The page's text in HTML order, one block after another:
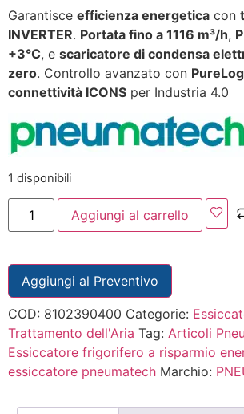
Garantisce efficienza energetica con
INVERTER. Portata fino a 1116 m³/h,
+3°C, e scaricatore di condensa
zero. Controllo avanzato con
connettività ICONS per Industria 4.0
1 disponibili
Aggiungi al carrello
Aggiungi al Preventivo
COD: 8102390400 Categorie:
Trattamento dell'Aria Tag: Articoli
Essiccatore frigorifero a risparmio
essiccatore pneumatech Marchio: